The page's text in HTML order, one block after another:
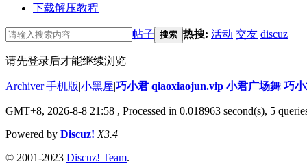
下载解压教程
帖子 搜索 热搜: 活动 交友 discuz
请先登录后才能继续浏览
Archiver|手机版|小黑屋|巧小君 qiaoxiaojun.vip 小君广场舞 巧
GMT+8, 2026-8-8 21:58 , Processed in 0.018963 second(s), 5
Powered by Discuz! X3.4
© 2001-2023 Discuz! Team.